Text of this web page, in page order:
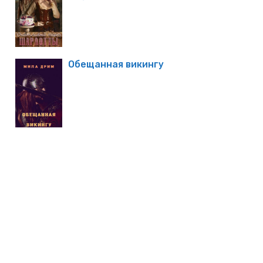
Обещанная викингу